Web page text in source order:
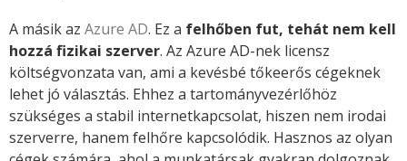
A másik az Azure AD. Ez a felhőben fut, tehát nem kell
hozzá fizikai szerver. Az Azure AD-nek licensz
költségvonzata van, ami a kevésbé tőkeerős cégeknek
lehet jó választás. Ehhez a tartományvezérlőhöz
szükséges a stabil internetkapcsolat, hiszen nem irodai
szerverre, hanem felhőre kapcsolódik. Hasznos az olyan